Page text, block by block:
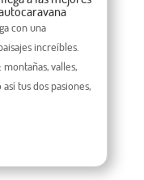
con una
increíbles.
valles,
tus dos pasiones,